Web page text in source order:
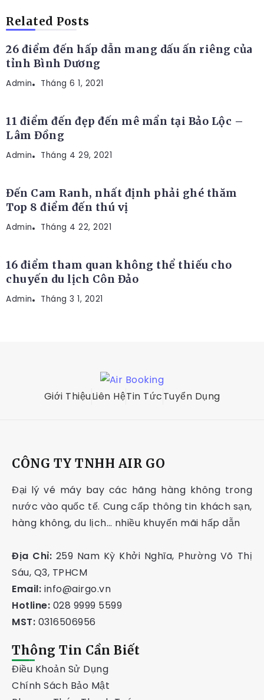
Related Posts
26 điểm đến hấp dẫn mang dấu ấn riêng của
tỉnh Bình Dương
Admin Tháng 6 1, 2021
ĐỊA ĐIỂM DU LỊCH
11 điểm đến đẹp đến mê mẩn tại Bảo Lộc –
Lâm Đồng
Admin Tháng 4 29, 2021
ĐỊA ĐIỂM DU LỊCH
Đến Cam Ranh, nhất định phải ghé thăm
Top 8 điểm đến thú vị
Admin Tháng 4 22, 2021
ĐỊA ĐIỂM DU LỊCH
16 điểm tham quan không thể thiếu cho
chuyến du lịch Côn Đảo
Admin Tháng 3 1, 2021
Giới ThiệuLiên HệTin TứcTuyển Dụng
CÔNG TY TNHH AIR GO
Đại lý vé máy bay các hãng hàng không trong
nước vào quốc tế. Cung cấp thông tin khách sạn,
hàng không, du lịch… nhiều khuyến mãi hấp dẫn
Địa Chỉ: 259 Nam Kỳ Khởi Nghĩa, Phường Võ Thị
Sáu, Q3, TPHCM
Email: info@airgo.vn
Hotline: 028 9999 5599
MST: 0316506956
Thông Tin Cần Biết
Điều Khoản Sử Dụng
Chính Sách Bảo Mật